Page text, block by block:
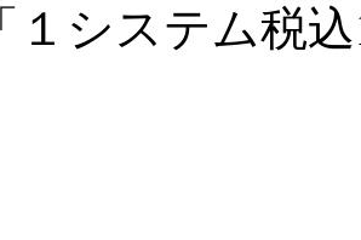
１システム税